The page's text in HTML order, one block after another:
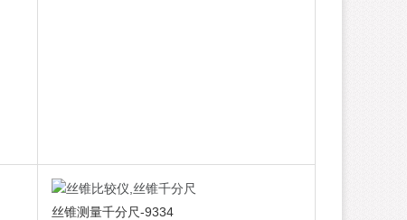
丝锥测量千分尺-9334